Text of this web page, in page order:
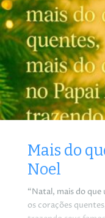
Mais do
Noel
“Natal, mais do que
os corações